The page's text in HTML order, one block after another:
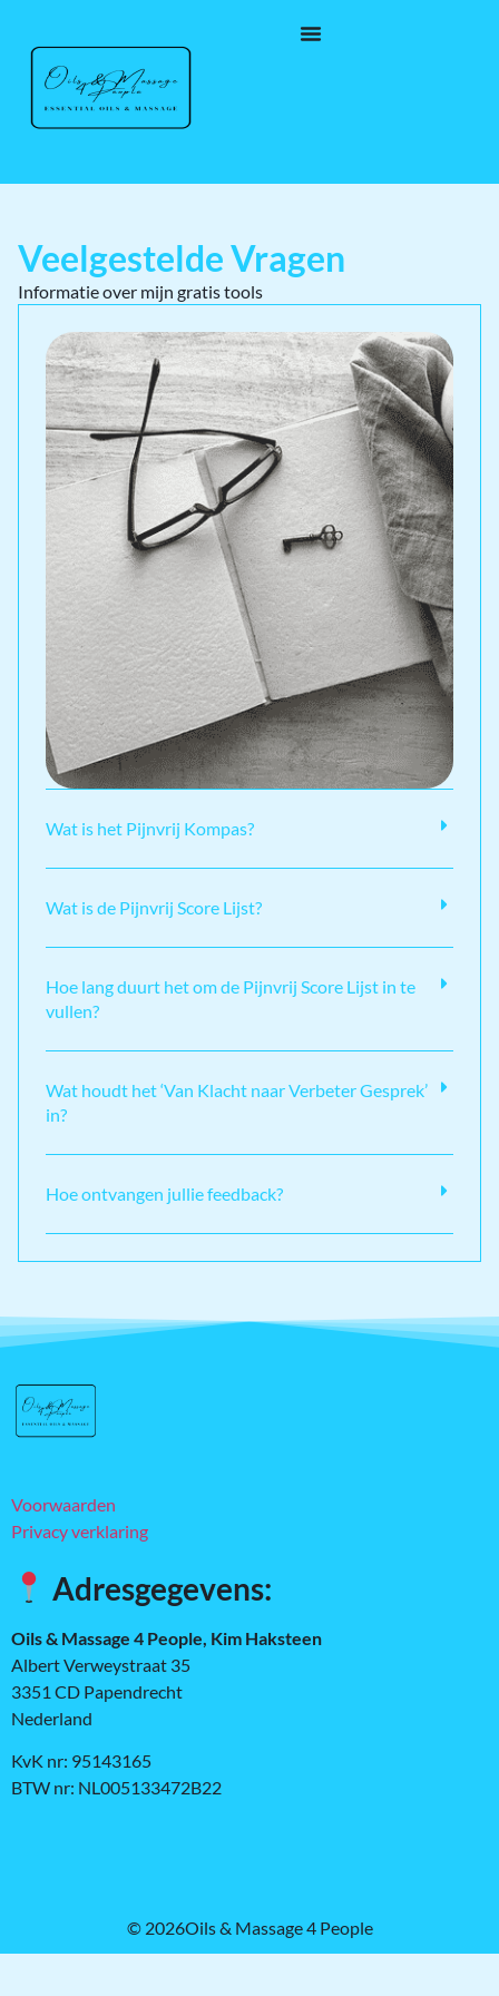
Veelgestelde Vragen
Informatie over mijn gratis tools
Wat is het Pijnvrij Kompas?
Wat is de Pijnvrij Score Lijst?
Hoe lang duurt het om de Pijnvrij Score Lijst in te
vullen?
Wat houdt het ‘Van Klacht naar Verbeter Gesprek’
in?
Hoe ontvangen jullie feedback?
Voorwaarden
Privacy verklaring
Adresgegevens:
Oils & Massage 4 People, Kim Haksteen
Albert Verweystraat 35
3351 CD Papendrecht
Nederland
KvK nr: 95143165
BTW nr: NL005133472B22
© 2026Oils & Massage 4 People